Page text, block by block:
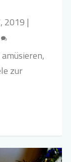
2019 |
zur